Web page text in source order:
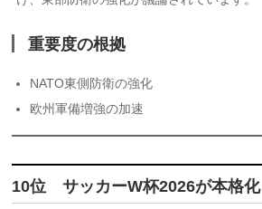
重要度の根拠
NATO東側防衛の強化
欧州軍備増強の加速
10位 サッカーW杯2026が本格化